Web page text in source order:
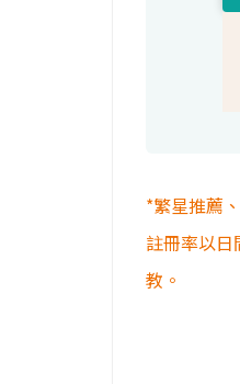
*繁星推薦
註冊率以
教。